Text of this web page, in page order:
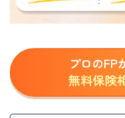
プロのFP
無料保険